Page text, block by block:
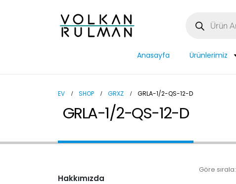
Anasayfa Ürünlerimiz
EV SHOP GRXZ GRLA-1/2-QS-12-D
GRLA-1/2-QS-12-D
Göre sırala:
Hakkımızda